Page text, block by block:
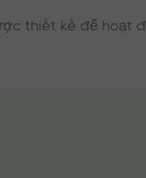
thiết kế để hoạt